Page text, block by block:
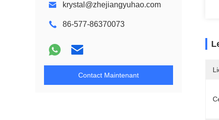
krystal@zhejiangyuhao.com
86-577-86370073
Contact Maintenant